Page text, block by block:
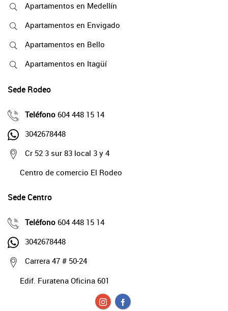
Apartamentos en Medellín
Apartamentos en Envigado
Apartamentos en Bello
Apartamentos en Itagüí
Sede Rodeo
Teléfono 604 448 15 14
3042678448
Cr 52 3 sur 83 local 3 y 4
Centro de comercio El Rodeo
Sede Centro
Teléfono 604 448 15 14
3042678448
Carrera 47 # 50-24
Edif. Furatena Oficina 601